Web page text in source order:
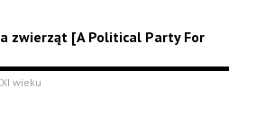
zwierząt [A Political Party For
wieku